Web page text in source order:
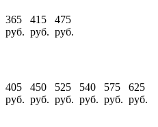
365
руб.
415
руб.
475
руб.
405
руб.
450
руб.
525
руб.
540
руб.
575
руб.
625
руб.